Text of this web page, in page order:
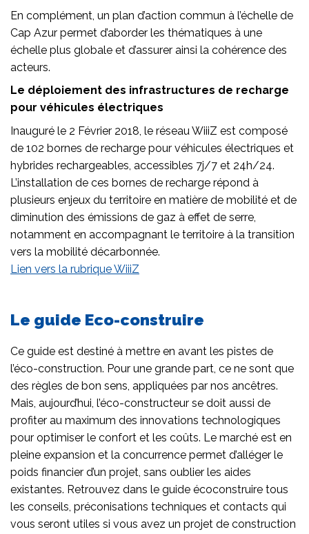
En complément, un plan d’action commun à l’échelle de
Cap Azur permet d’aborder les thématiques à une
échelle plus globale et d’assurer ainsi la cohérence des
acteurs.
Le déploiement des infrastructures de recharge
pour véhicules électriques
Inauguré le 2 Février 2018, le réseau WiiiZ est composé
de 102 bornes de recharge pour véhicules électriques et
hybrides rechargeables, accessibles 7j/7 et 24h/24.
L’installation de ces bornes de recharge répond à
plusieurs enjeux du territoire en matière de mobilité et de
diminution des émissions de gaz à effet de serre,
notamment en accompagnant le territoire à la transition
vers la mobilité décarbonnée.
Lien vers la rubrique WiiiZ
Le guide Eco-construire
Ce guide est destiné à mettre en avant les pistes de
l’éco-construction. Pour une grande part, ce ne sont que
des règles de bon sens, appliquées par nos ancêtres.
Mais, aujourd’hui, l’éco-constructeur se doit aussi de
profiter au maximum des innovations technologiques
pour optimiser le confort et les coûts. Le marché est en
pleine expansion et la concurrence permet d’alléger le
poids financier d’un projet, sans oublier les aides
existantes. Retrouvez dans le guide écoconstruire tous
les conseils, préconisations techniques et contacts qui
vous seront utiles si vous avez un projet de construction